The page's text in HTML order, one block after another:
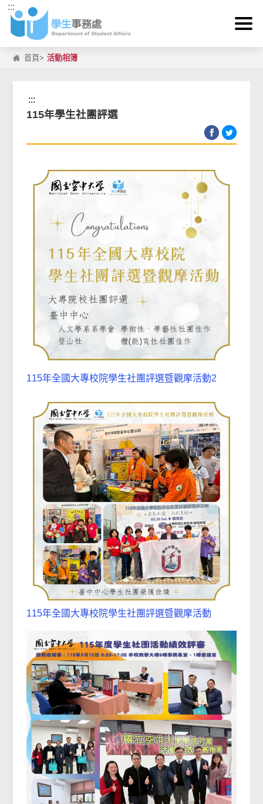
跳到主要內容區塊
:::
首頁> 活動相簿
:::
115年學生社團評選
115年全國大專校院學生社團評選暨觀摩活動2
115年全國大專校院學生社團評選暨觀摩活動